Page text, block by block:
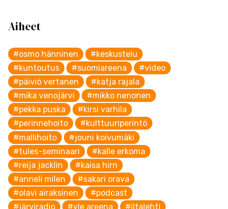
Aiheet
#osmo hänninen
#keskustelu
#kuntoutus
#suomiareena
#video
#päiviö vertanen
#katja rajala
#mika venojärvi
#mikko nenonen
#pekka puska
#kirsi varhila
#perinnehoito
#kulttuuriperintö
#mallihoito
#jouni koivumäki
#tules-seminaari
#kalle erkoma
#reija jacklin
#kaisa hirn
#anneli milen
#sakari orava
#olavi airaksinen
#podcast
#järviradio
#yle areena
#iltalehti